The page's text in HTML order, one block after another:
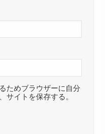
ためブラウザーに自分
サイトを保存する。